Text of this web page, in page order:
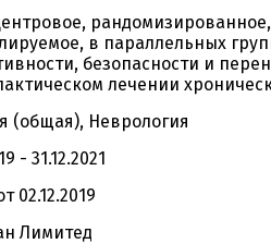
в параллельных
безопасности и
лечении
(общая), Неврология
- 31.12.2021
02.12.2019
Лимитед